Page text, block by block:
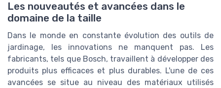
Les nouveautés et avancées dans le
domaine de la taille
Dans le monde en constante évolution des outils de
jardinage, les innovations ne manquent pas. Les
fabricants, tels que Bosch, travaillent à développer des
produits plus efficaces et plus durables. L'une de ces
avancées se situe au niveau des matériaux utilisés